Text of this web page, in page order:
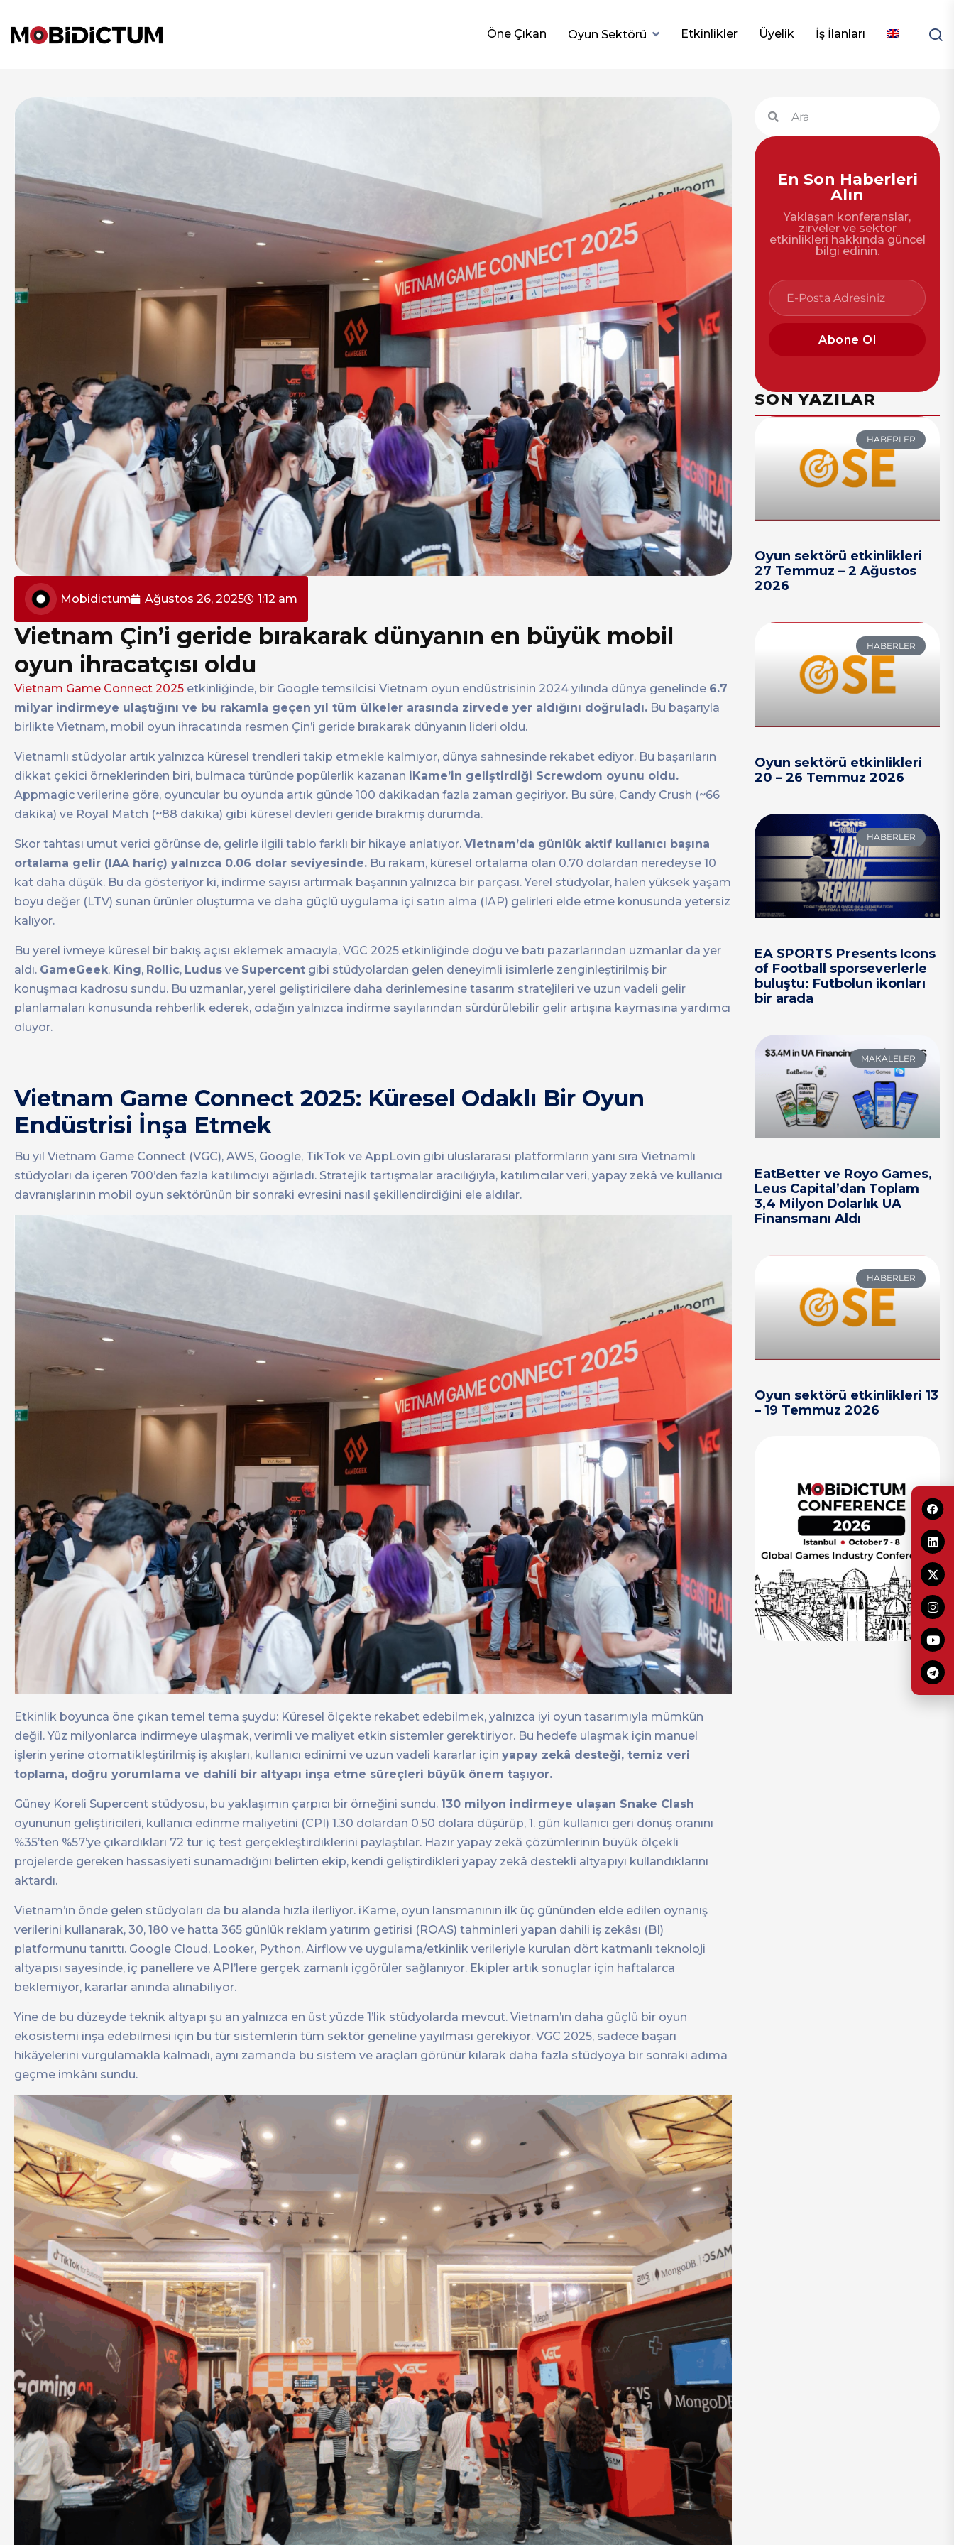
Öne Çıkan Oyun Sektörü Etkinlikler Üyelik İş İlanları
Mobidictum Ağustos 26, 2025 1:12 am
Vietnam Çin’i geride bırakarak dünyanın en büyük mobil
oyun ihracatçısı oldu
Vietnam Game Connect 2025 etkinliğinde, bir Google temsilcisi Vietnam oyun endüstrisinin 2024 yılında dünya genelinde 6.7
milyar indirmeye ulaştığını ve bu rakamla geçen yıl tüm ülkeler arasında zirvede yer aldığını doğruladı. Bu başarıyla
birlikte Vietnam, mobil oyun ihracatında resmen Çin’i geride bırakarak dünyanın lideri oldu.
Vietnamlı stüdyolar artık yalnızca küresel trendleri takip etmekle kalmıyor, dünya sahnesinde rekabet ediyor. Bu başarıların
dikkat çekici örneklerinden biri, bulmaca türünde popülerlik kazanan iKame’in geliştirdiği Screwdom oyunu oldu.
Appmagic verilerine göre, oyuncular bu oyunda artık günde 100 dakikadan fazla zaman geçiriyor. Bu süre, Candy Crush (~66
dakika) ve Royal Match (~88 dakika) gibi küresel devleri geride bırakmış durumda.
Skor tahtası umut verici görünse de, gelirle ilgili tablo farklı bir hikaye anlatıyor. Vietnam’da günlük aktif kullanıcı başına
ortalama gelir (IAA hariç) yalnızca 0.06 dolar seviyesinde. Bu rakam, küresel ortalama olan 0.70 dolardan neredeyse 10
kat daha düşük. Bu da gösteriyor ki, indirme sayısı artırmak başarının yalnızca bir parçası. Yerel stüdyolar, halen yüksek yaşam
boyu değer (LTV) sunan ürünler oluşturma ve daha güçlü uygulama içi satın alma (IAP) gelirleri elde etme konusunda yetersiz
kalıyor.
Bu yerel ivmeye küresel bir bakış açısı eklemek amacıyla, VGC 2025 etkinliğinde doğu ve batı pazarlarından uzmanlar da yer
aldı. GameGeek, King, Rollic, Ludus ve Supercent gibi stüdyolardan gelen deneyimli isimlerle zenginleştirilmiş bir
konuşmacı kadrosu sundu. Bu uzmanlar, yerel geliştiricilere daha derinlemesine tasarım stratejileri ve uzun vadeli gelir
planlamaları konusunda rehberlik ederek, odağın yalnızca indirme sayılarından sürdürülebilir gelir artışına kaymasına yardımcı
oluyor.
Vietnam Game Connect 2025: Küresel Odaklı Bir Oyun
Endüstrisi İnşa Etmek
Bu yıl Vietnam Game Connect (VGC), AWS, Google, TikTok ve AppLovin gibi uluslararası platformların yanı sıra Vietnamlı
stüdyoları da içeren 700’den fazla katılımcıyı ağırladı. Stratejik tartışmalar aracılığıyla, katılımcılar veri, yapay zekâ ve kullanıcı
davranışlarının mobil oyun sektörünün bir sonraki evresini nasıl şekillendirdiğini ele aldılar.
Etkinlik boyunca öne çıkan temel tema şuydu: Küresel ölçekte rekabet edebilmek, yalnızca iyi oyun tasarımıyla mümkün
değil. Yüz milyonlarca indirmeye ulaşmak, verimli ve maliyet etkin sistemler gerektiriyor. Bu hedefe ulaşmak için manuel
işlerin yerine otomatikleştirilmiş iş akışları, kullanıcı edinimi ve uzun vadeli kararlar için yapay zekâ desteği, temiz veri
toplama, doğru yorumlama ve dahili bir altyapı inşa etme süreçleri büyük önem taşıyor.
Güney Koreli Supercent stüdyosu, bu yaklaşımın çarpıcı bir örneğini sundu. 130 milyon indirmeye ulaşan Snake Clash
oyununun geliştiricileri, kullanıcı edinme maliyetini (CPI) 1.30 dolardan 0.50 dolara düşürüp, 1. gün kullanıcı geri dönüş oranını
%35’ten %57’ye çıkardıkları 72 tur iç test gerçekleştirdiklerini paylaştılar. Hazır yapay zekâ çözümlerinin büyük ölçekli
projelerde gereken hassasiyeti sunamadığını belirten ekip, kendi geliştirdikleri yapay zekâ destekli altyapıyı kullandıklarını
aktardı.
Vietnam’ın önde gelen stüdyoları da bu alanda hızla ilerliyor. iKame, oyun lansmanının ilk üç gününden elde edilen oynanış
verilerini kullanarak, 30, 180 ve hatta 365 günlük reklam yatırım getirisi (ROAS) tahminleri yapan dahili iş zekâsı (BI)
platformunu tanıttı. Google Cloud, Looker, Python, Airflow ve uygulama/etkinlik verileriyle kurulan dört katmanlı teknoloji
altyapısı sayesinde, iç panellere ve API’lere gerçek zamanlı içgörüler sağlanıyor. Ekipler artık sonuçlar için haftalarca
beklemiyor, kararlar anında alınabiliyor.
Yine de bu düzeyde teknik altyapı şu an yalnızca en üst yüzde 1’lik stüdyolarda mevcut. Vietnam’ın daha güçlü bir oyun
ekosistemi inşa edebilmesi için bu tür sistemlerin tüm sektör geneline yayılması gerekiyor. VGC 2025, sadece başarı
hikâyelerini vurgulamakla kalmadı, aynı zamanda bu sistem ve araçları görünür kılarak daha fazla stüdyoya bir sonraki adıma
geçme imkânı sundu.
En Son Haberleri
Alın
Yaklaşan konferanslar,
zirveler ve sektör
etkinlikleri hakkında güncel
bilgi edinin.
Abone Ol
SON YAZILAR
HABERLER
Oyun sektörü etkinlikleri
27 Temmuz – 2 Ağustos
2026
HABERLER
Oyun sektörü etkinlikleri
20 – 26 Temmuz 2026
HABERLER
EA SPORTS Presents Icons
of Football sporseverlerle
buluştu: Futbolun ikonları
bir arada
MAKALELER
EatBetter ve Royo Games,
Leus Capital’dan Toplam
3,4 Milyon Dolarlık UA
Finansmanı Aldı
HABERLER
Oyun sektörü etkinlikleri 13
– 19 Temmuz 2026